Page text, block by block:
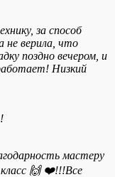
за способ
не верила, что
поздно вечером, и
Низкий
мастеру
класс 🙌 ❤️!!!Все